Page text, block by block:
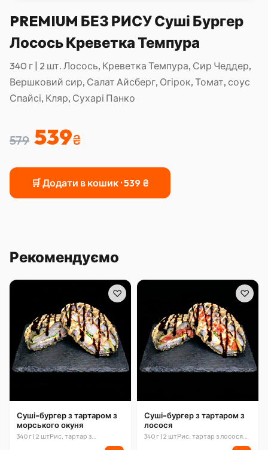
PREMIUM БЕЗ РИСУ Суші Бургер
Лосось Креветка Темпура
340 г | 2 шт. Лосось, Креветка Темпура, Сир Чеддер,
Вершковий сир, Салат Айсберг, Огірок, Томат, соус
Спайсі, Кляр, Сухарі Панко
579 539₴
🛒 Додати в кошик ·539 ₴
Рекомендуємо
♡
Суші-бургер з тартаром з
морського окуня
340 г | 2 штРис, тартар з
морського окуня (морський
♡
Суші-бургер з тартаром з
лосося
340 г | 2 штРис, тартар з лосося
(лосось, соус спайсі, ікра тобіко),